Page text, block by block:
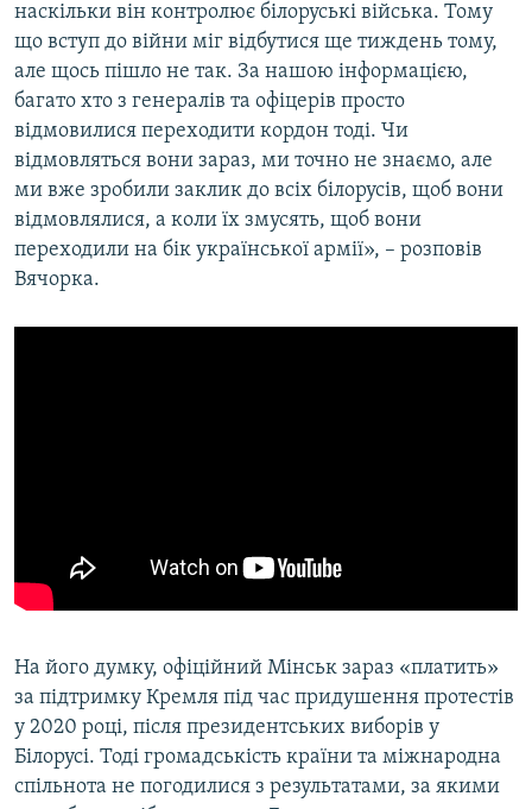
наскільки він контролює білоруські війська. Тому
що вступ до війни міг відбутися ще тиждень тому,
але щось пішло не так. За нашою інформацією,
багато хто з генералів та офіцерів просто
відмовилися переходити кордон тоді. Чи
відмовляться вони зараз, ми точно не знаємо, але
ми вже зробили заклик до всіх білорусів, щоб вони
відмовлялися, а коли їх змусять, щоб вони
переходили на бік української армії», – розповів
Вячорка.
На його думку, офіційний Мінськ зараз «платить»
за підтримку Кремля під час придушення протестів
у 2020 році, після президентських виборів у
Білорусі. Тоді громадськість країни та міжнародна
спільнота не погодилися з результатами, за якими